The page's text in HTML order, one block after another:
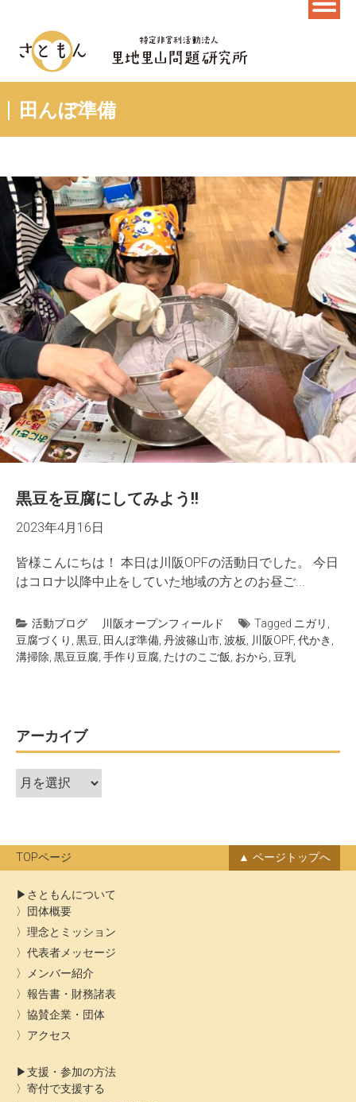
田んぼ準備
黒豆を豆腐にしてみよう!!
2023年4月16日
皆様こんにちは！ 本日は川阪OPFの活動日でした。 今日
はコロナ以降中止をしていた地域の方とのお昼ご...
活動ブログ 川阪オープンフィールド Tagged ニガリ
豆腐づくり 黒豆 田んぼ準備 丹波篠山市 波板 川阪OPF, 代かき
溝掃除 黒豆豆腐 手作り豆腐 たけのこご飯 おから 豆乳
アーカイブ
ア
ー
ブ
TOPページ ページトップへ
さともんについて
団体概要
理念とミッション
代表者メッセージ
メンバー紹介
報告書・財務諸表
協賛企業・団体
アクセス
支援・参加の方法
寄付で支援する